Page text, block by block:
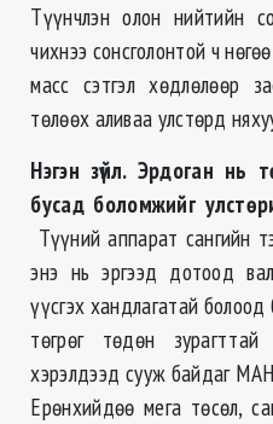
Түүнчлэн олон нийтийн
чихнээ сонсголонтой ч
масс сэтгэл хөдлөлөөр
төлөөх аливаа улстөрд
Нэгэн зүйл. Эрдоган нь
бусад боломжийг
Түүний аппарат сангийн
энэ нь эргээд дотоод
үүсгэх хандлагатай
төгрөг төдөн
хэрэлдээд сууж байдаг
Ерөнхийдөө мега төсөл,